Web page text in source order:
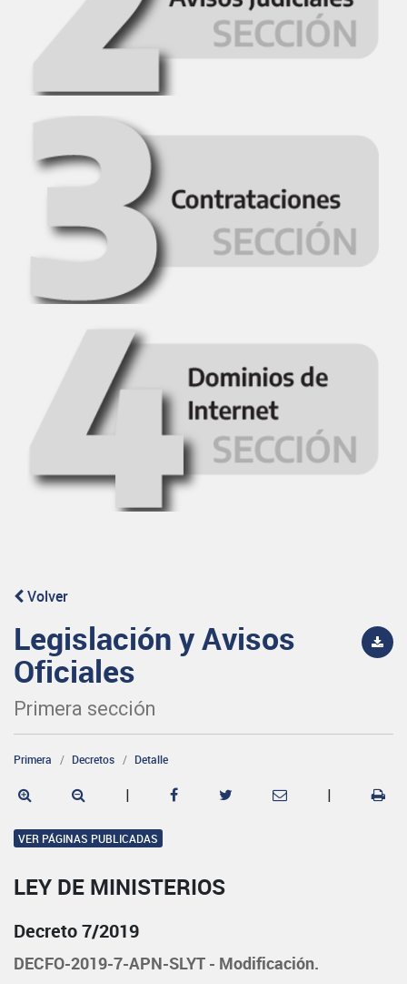
Volver
Legislación y Avisos
Oficiales
Primera sección
Primera Decretos Detalle
| |
VER PÁGINAS PUBLICADAS
LEY DE MINISTERIOS
Decreto 7/2019
DECFO-2019-7-APN-SLYT - Modificación.